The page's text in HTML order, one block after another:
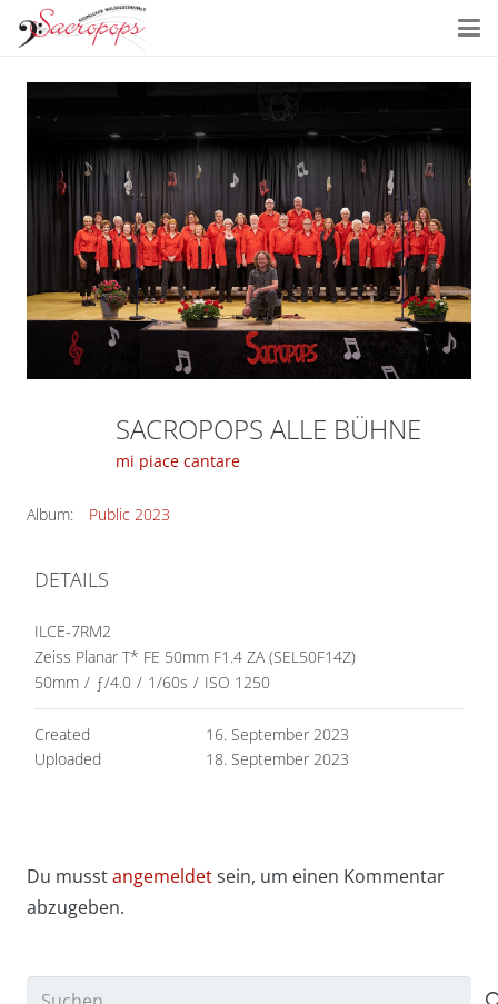
SACROPOPS ALLE BÜHNE
mi piace cantare
Album: Public 2023
DETAILS
ILCE-7RM2
Zeiss Planar T* FE 50mm F1.4 ZA (SEL50F14Z)
50mm / ƒ/4.0 / 1/60s / ISO 1250
Created
16. September 2023
Uploaded
18. September 2023
Du musstangemeldetsein, um einen Kommentar
abzugeben.
Suchen